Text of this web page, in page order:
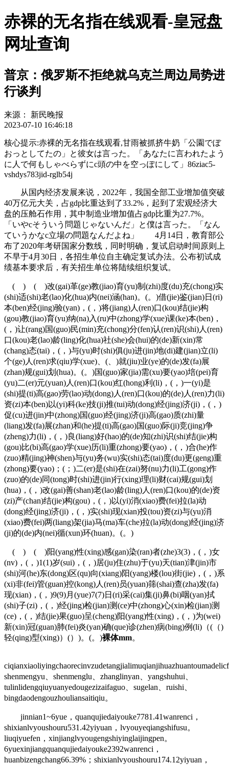
赤裸的无名指在线观看-皇冠盘
网址查询
普京：俄罗斯不拒绝就乌克兰周边局势进
行谈判
来源：
新民晚报
2023-07-10 16:46:18
核心提示:赤裸的无名指在线观看,甘雨被抓挤牛奶「公園でぼ
おっとしてたの」と彼女は言った。「あなたに言われたよう
に人で何もしゃべらずにc頭の中を空っぽにして」86ziac5-
vshdys783jid-rglb54j
从国内经济发展来说，2022年，我国全部工业增加值突破
40万亿元大关，占gdp比重达到了33.2%，起到了宏观经济大
盘的压舱石作用，其中制造业增加值占gdp比重为27.7%。
「いやcそういう問題じゃないんだ」と僕は言った。「なん
ていうかなc立場の問題なんだよね」 4月14日，教育部公
布了2020年考研国家分数线，同时明确，复试启动时间原则上
不早于4月30日，各招生单位自主确定复试办法。公布初试成
绩基本要求后，有关招生单位将陆续组织复试。
( ) ( )改(gai)革(ge)教(jiao)育(yu)制(zhi)度(du)充(chong)实
(shi)适(shi)老(lao)化(hua)内(nei)涵(han)。(。)借(jie)鉴(jian)日(ri)
本(ben)经(jing)验(yan)，(，)将(jiang)人(ren)口(kou)结(jie)构
(gou)教(jiao)育(yu)纳(na)入(ru)中(zhong)学(xue)课(ke)本(ben)，
(，)让(rang)国(guo)民(min)充(chong)分(fen)认(ren)识(shi)人(ren)
口(kou)老(lao)龄(ling)化(hua)社(she)会(hui)的(de)新(xin)常
(chang)态(tai)，(，)与(yu)时(shi)俱(ju)进(jin)地(di)建(jian)立(li)
个(ge)人(ren)求(qiu)学(xue)、(、)就(jiu)业(ye)的(de)发(fa)展
(zhan)规(gui)划(hua)。(。)国(guo)家(jia)需(xu)要(yao)培(pei)育
(yu)二(er)元(yuan)人(ren)口(kou)红(hong)利(li)，(，)一(yi)是
(shi)提(ti)高(gao)劳(lao)动(dong)人(ren)口(kou)的(de)人(ren)力(li)
资(zi)本(ben)以(yi)科(ke)技(ji)推(tui)动(dong)经(jing)济(ji)，(，)
促(cu)进(jin)中(zhong)国(guo)经(jing)济(ji)高(gao)质(zhi)量
(liang)发(fa)展(zhan)和(he)提(ti)高(gao)国(guo)际(ji)竞(jing)争
(zheng)力(li)，(，)良(liang)好(hao)的(de)知(zhi)识(shi)结(jie)构
(gou)比(bi)高(gao)学(xue)历(li)重(zhong)要(yao)，(，)合(he)作
(zuo)精(jing)神(shen)与(yu)务(wu)实(shi)态(tai)度(du)更(geng)重
(zhong)要(yao)；(；)二(er)是(shi)在(zai)努(nu)力(li)工(gong)作
(zuo)的(de)同(tong)时(shi)进(jin)行(xing)理(li)财(cai)规(gui)划
(hua)，(，)改(gai)善(shan)老(lao)龄(ling)人(ren)口(kou)的(de)资
(zi)产(chan)结(jie)构(gou)，(，)以(yi)消(xiao)费(fei)拉(la)动
(dong)经(jing)济(ji)，(，)实(shi)现(xian)投(tou)资(zi)与(yu)消
(xiao)费(fei)两(liang)架(jia)马(ma)车(che)拉(la)动(dong)经(jing)济
(ji)的(de)内(nei)循(xun)环(huan)。(。)
( ) ( )阳(yang)性(xing)感(gan)染(ran)者(zhe)3(3)，(，)女
(nv)，(，)1(1)岁(sui)，(，)居(ju)住(zhu)于(yu)天(tian)津(jin)市
(shi)河(he)东(dong)区(qu)向(xiang)阳(yang)楼(lou)街(jie)，(，)系
(xi)非(fei)管(guan)控(kong)人(ren)员(yuan)筛(shai)查(zha)发(fa)
现(xian)，(，)9(9)月(yue)7(7)日(ri)采(cai)集(ji)鼻(bi)咽(yan)拭
(shi)子(zi)，(，)经(jing)检(jian)测(ce)中(zhong)心(xin)检(jian)测
(ce)，(，)结(jie)果(guo)呈(cheng)阳(yang)性(xing)，(，)为(wei)
新(xin)冠(guan)肺(fei)炎(yan)确(que)诊(zhen)病(bing)例(li)（(（)
轻(qing)型(xing)）(）)。(。)裸体mm。
shenmengyu、shenmenglu、zhanglinyan、yangshuhui、
tulinlidengqiuyuanyedougezizaifaguo、sugelan、ruishi、
bingdaodengouzhouliansaitiqiu。
jinnian1~6yue，quanqujiedaiyouke7781.41wanrenci，
shixianlvyoushouru531.42yiyuan，lvyouyeqiangshifusu。
liuqiyuefen，xinjianglvyougengshiyinglaijingpen。
6yuexinjiangquanqujiedaiyouke2392wanrenci，
huanbizengchang66.39%；shixianlvyoushouru174.12yiyuan，